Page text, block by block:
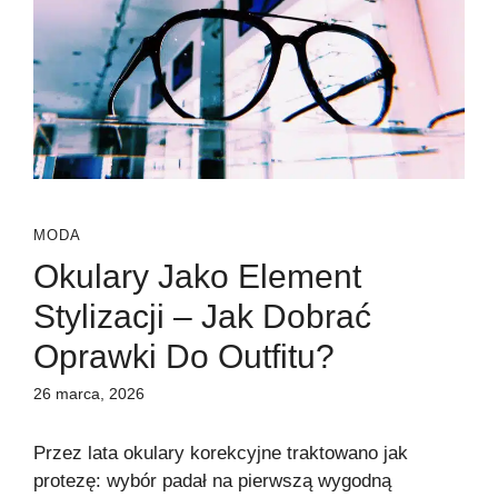
MODA
Okulary Jako Element
Stylizacji – Jak Dobrać
Oprawki Do Outfitu?
26 marca, 2026
Przez lata okulary korekcyjne traktowano jak
protezę: wybór padał na pierwszą wygodną